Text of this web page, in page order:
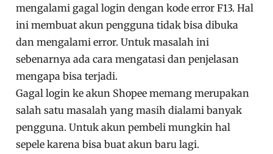
mengalami gagal login dengan kode error F13. Hal
ini membuat akun pengguna tidak bisa dibuka
dan mengalami error. Untuk masalah ini
sebenarnya ada cara mengatasi dan penjelasan
mengapa bisa terjadi.
Gagal login ke akun Shopee memang merupakan
salah satu masalah yang masih dialami banyak
pengguna. Untuk akun pembeli mungkin hal
sepele karena bisa buat akun baru lagi.